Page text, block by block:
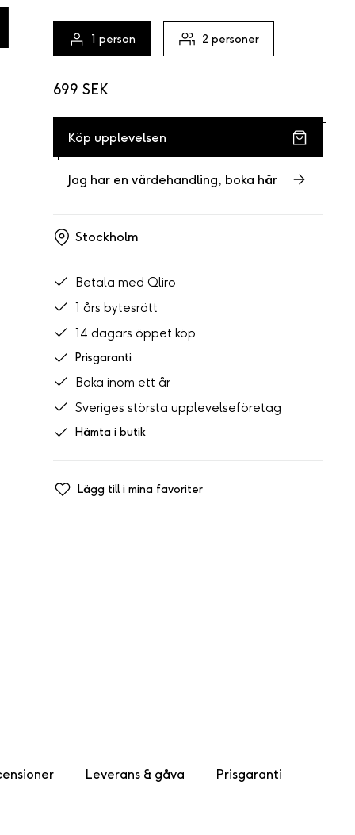
1 person 2 personer
699 SEK
Köp upplevelsen
Jag har en värdehandling, boka här
Stockholm
Betala med Qliro
1 års bytesrätt
14 dagars öppet köp
Prisgaranti
Boka inom ett år
Sveriges största upplevelseföretag
Hämta i butik
Lägg till i mina favoriter
Leverans & gåva Prisgaranti